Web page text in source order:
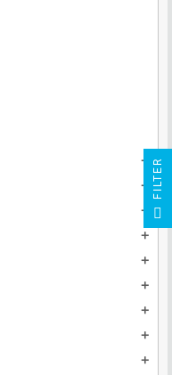
add
add
add
add
add
add
add
add
add
R